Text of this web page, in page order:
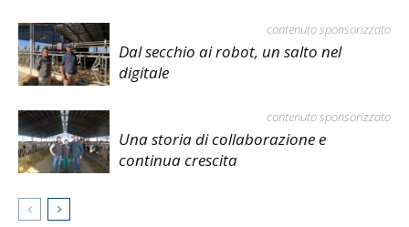
contenuto sponsorizzato
Dal secchio ai robot, un salto nel
digitale
contenuto sponsorizzato
Una storia di collaborazione e
continua crescita